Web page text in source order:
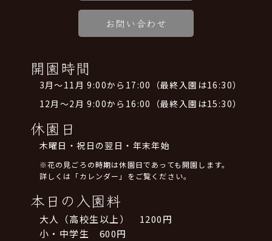
お問い合わせ
開園時間
3月～11月 9:00から17:00（最終入園は16:30）
12月～2月 9:00から16:00（最終入園は15:30）
休園日
木曜日・祝日の翌日・年末年始
※花の見ごろの時期は休園日であっても開園します。
詳しくは「カレンダー」をご覧ください。
本日の入園料
大人（高校生以上） 1200円
小・中学生 600円